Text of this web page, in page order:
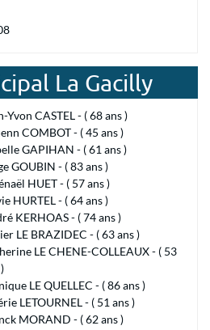
La Gacilly
Yvon CASTEL - ( 68 ans )
COMBOT - ( 45 ans )
GAPIHAN - ( 61 ans )
GOUBIN - ( 83 ans )
HUET - ( 57 ans )
HURTEL - ( 64 ans )
KERHOAS - ( 74 ans )
LE BRAZIDEC - ( 63 ans )
LE CHENE-COLLEAUX - ( 53
LE QUELLEC - ( 86 ans )
LETOURNEL - ( 51 ans )
MORAND - ( 62 ans )